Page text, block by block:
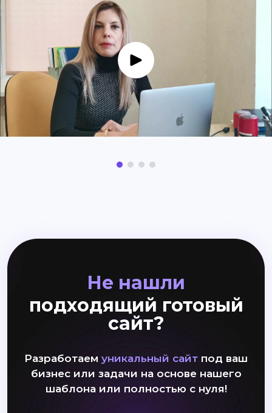
Не нашли
подходящий готовый
сайт?
Разработаем уникальный сайт под ваш
бизнес или задачи на основе нашего
шаблона или полностью с нуля!